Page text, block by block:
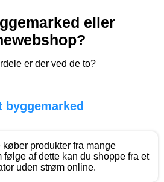
eller
er der ved de to?
byggemarked
produkter fra mange
følge af dette kan du shoppe fra et
uden strøm online.